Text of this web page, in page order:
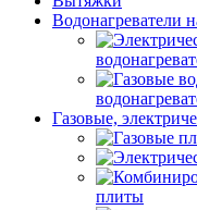
Водонагреватели
Газовые,
плиты